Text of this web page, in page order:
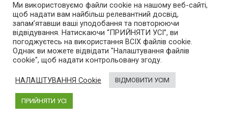
more
Previous article
Кабмін дозволив реєструвати нові автомобілі
прямо в автосалонах: як це працюватиме
Next article
Ми використовуємо файли cookie на нашому веб-сайті,
щоб надати вам найбільш релевантний досвід,
запам’ятавши ваші уподобання та повторюючи
відвідування. Натискаючи “ПРИЙНЯТИ УСІ”, ви
погоджуєтесь на використання ВСІХ файлів cookie.
Однак ви можете відвідати "Налаштування файлів
cookie", щоб надати контрольовану згоду.
НАЛАШТУВАННЯ Cookie ВІДМОВИТИ УСІМ
ПРИЙНЯТИ УСІ